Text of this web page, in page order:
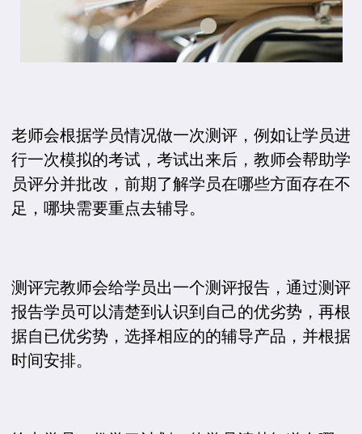
老师会根据学员情况做一次测评，例如让学员进
行一次模拟的考试，考试出来后，教师会帮助学
员评分并批改，前期了解学员在哪些方面存在不
足，哪块需要重点去辅导。
测评完教师会给学员出一个测评报告，通过测评
报告学员可以清楚到认识到自己的优劣势，再根
据自已优劣势，选择相应的的辅导产品，并根据
时间安排。